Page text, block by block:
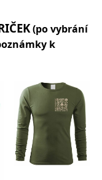
(po vybrání
k